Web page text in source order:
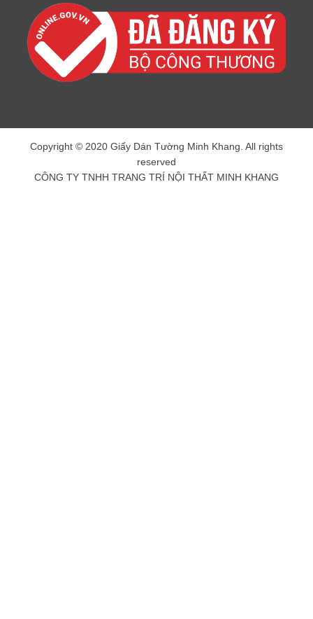
Copyright © 2020 Giấy Dán Tường Minh Khang. All rights
reserved
CÔNG TY TNHH TRANG TRÍ NỘI THẤT MINH KHANG